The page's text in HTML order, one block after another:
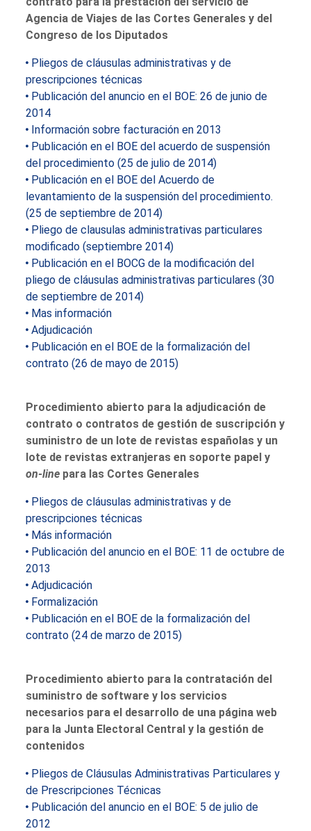
Agencia de Viajes de las Cortes Generales y del
Congreso de los Diputados
Pliegos de cláusulas administrativas y de
prescripciones técnicas
Publicación del anuncio en el BOE: 26 de junio de
2014
Información sobre facturación en 2013
Publicación en el BOE del acuerdo de suspensión
del procedimiento (25 de julio de 2014)
Publicación en el BOE del Acuerdo de
levantamiento de la suspensión del procedimiento.
(25 de septiembre de 2014)
Pliego de clausulas administrativas particulares
modificado (septiembre 2014)
Publicación en el BOCG de la modificación del
pliego de cláusulas administrativas particulares (30
de septiembre de 2014)
Mas información
Adjudicación
Publicación en el BOE de la formalización del
contrato (26 de mayo de 2015)
Procedimiento abierto para la adjudicación de
contrato o contratos de gestión de suscripción y
suministro de un lote de revistas españolas y un
lote de revistas extranjeras en soporte papel y
on-line para las Cortes Generales
Pliegos de cláusulas administrativas y de
prescripciones técnicas
Más información
Publicación del anuncio en el BOE: 11 de octubre de
2013
Adjudicación
Formalización
Publicación en el BOE de la formalización del
contrato (24 de marzo de 2015)
Procedimiento abierto para la contratación del
suministro de software y los servicios
necesarios para el desarrollo de una página web
para la Junta Electoral Central y la gestión de
contenidos
Pliegos de Cláusulas Administrativas Particulares y
de Prescripciones Técnicas
Publicación del anuncio en el BOE: 5 de julio de
2012